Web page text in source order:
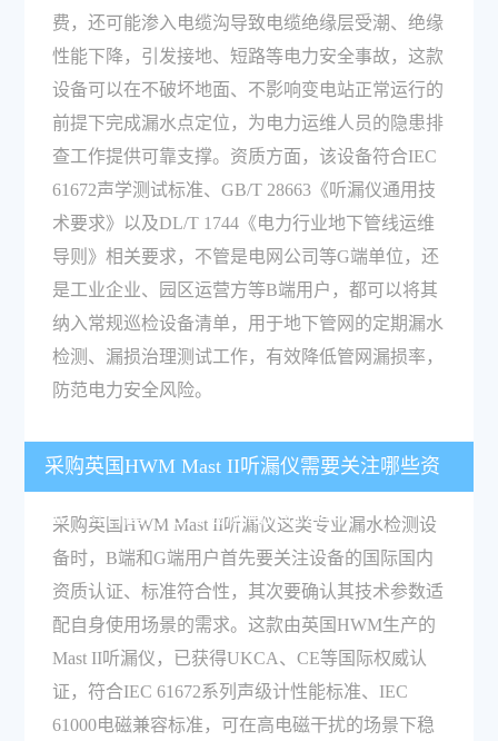
费，还可能渗入电缆沟导致电缆绝缘层受潮、绝缘
性能下降，引发接地、短路等电力安全事故，这款
设备可以在不破坏地面、不影响变电站正常运行的
前提下完成漏水点定位，为电力运维人员的隐患排
查工作提供可靠支撑。资质方面，该设备符合IEC
61672声学测试标准、GB/T 28663《听漏仪通用技
术要求》以及DL/T 1744《电力行业地下管线运维
导则》相关要求，不管是电网公司等G端单位，还
是工业企业、园区运营方等B端用户，都可以将其
纳入常规巡检设备清单，用于地下管网的定期漏水
检测、漏损治理测试工作，有效降低管网漏损率，
防范电力安全风险。
采购英国HWM Mast II听漏仪需要关注哪些资
质？符合国内电力检测相关标准吗？
采购英国HWM Mast II听漏仪这类专业漏水检测设
备时，B端和G端用户首先要关注设备的国际国内
资质认证、标准符合性，其次要确认其技术参数适
配自身使用场景的需求。这款由英国HWM生产的
Mast II听漏仪，已获得UKCA、CE等国际权威认
证，符合IEC 61672系列声级计性能标准、IEC
61000电磁兼容标准，可在高电磁干扰的场景下稳